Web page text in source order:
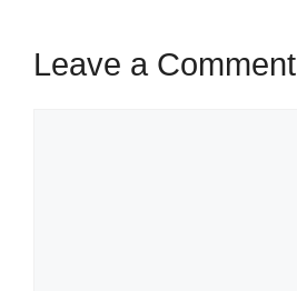
Leave a Comment